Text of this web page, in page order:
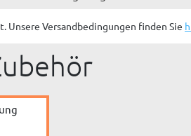
Unsere Versandbedingungen finden Sie